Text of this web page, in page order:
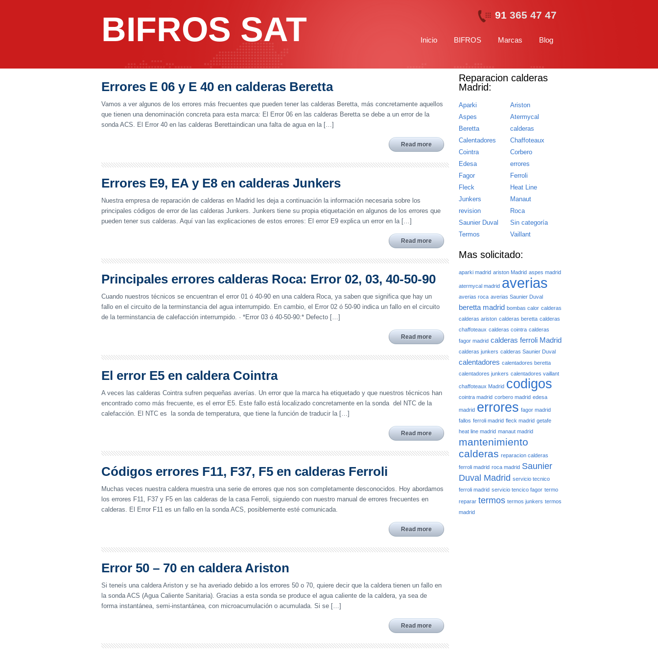
BIFROS SAT 91 365 47 47
Inicio BIFROS Marcas Blog
Errores E 06 y E 40 en calderas Beretta
Vamos a ver algunos de los errores más frecuentes que pueden tener las calderas Beretta, más concretamente aquellos
que tienen una denominación concreta para esta marca: El Error 06 en las calderas Beretta se debe a un error de la
sonda ACS. El Error 40 en las calderas Berettaindican una falta de agua en la […]
Read more
Errores E9, EA y E8 en calderas Junkers
Nuestra empresa de reparación de calderas en Madrid les deja a continuación la información necesaria sobre los
principales códigos de error de las calderas Junkers. Junkers tiene su propia etiquetación en algunos de los errores que
pueden tener sus calderas. Aquí van las explicaciones de estos errores: El error E9 explica un error en la […]
Read more
Principales errores calderas Roca: Error 02, 03, 40-50-90
Cuando nuestros técnicos se encuentran el error 01 ó 40-90 en una caldera Roca, ya saben que significa que hay un
fallo en el circuito de la terminstancia del agua interrumpido. En cambio, el Error 02 ó 50-90 indica un fallo en el circuito
de la terminstancia de calefacción interrumpido. · *Error 03 ó 40-50-90:* Defecto […]
Read more
El error E5 en caldera Cointra
A veces las calderas Cointra sufren pequeñas averías. Un error que la marca ha etiquetado y que nuestros técnicos han
encontrado como más frecuente, es el error E5. Este fallo está localizado concretamente en la sonda del NTC de la
calefacción. El NTC es la sonda de temperatura, que tiene la función de traducir la […]
Read more
Códigos errores F11, F37, F5 en calderas Ferroli
Muchas veces nuestra caldera muestra una serie de errores que nos son completamente desconocidos. Hoy abordamos
los errores F11, F37 y F5 en las calderas de la casa Ferroli, siguiendo con nuestro manual de errores frecuentes en
calderas. El Error F11 es un fallo en la sonda ACS, posiblemente esté comunicada.
Read more
Error 50 – 70 en caldera Ariston
Si teneís una caldera Ariston y se ha averiado debido a los errores 50 o 70, quiere decir que la caldera tienen un fallo en
la sonda ACS (Agua Caliente Sanitaria). Gracias a esta sonda se produce el agua caliente de la caldera, ya sea de
forma instantánea, semi-instantánea, con microacumulación o acumulada. Si se […]
Read more
Reparacion calderas
Madrid:
Aparki
Ariston
Aspes
Atermycal
Beretta
calderas
Calentadores
Chaffoteaux
Cointra
Corbero
Edesa
errores
Fagor
Ferroli
Fleck
Heat Line
Junkers
Manaut
revision
Roca
Saunier Duval
Sin categoría
Termos
Vaillant
Mas solicitado:
aparki madrid ariston Madrid aspes madrid
atermycal madrid averias
averias roca averias Saunier Duval
beretta madrid bombas calor calderas
calderas ariston calderas beretta calderas
chaffoteaux calderas cointra calderas
fagor madrid calderas ferroli Madrid
calderas junkers calderas Saunier Duval
calentadores calentadores beretta
calentadores junkers calentadores vaillant
chaffoteaux Madrid codigos
cointra madrid corbero madrid edesa
madrid errores fagor madrid
fallos ferroli madrid fleck madrid getafe
heat line madrid manaut madrid
mantenimiento
calderas reparacion calderas
ferroli madrid roca madrid Saunier
Duval Madrid servicio tecnico
ferroli madrid servicio tencico fagor termo
reparar termos termos junkers termos
madrid